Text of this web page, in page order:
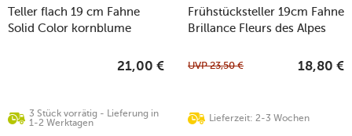
Teller flach 19 cm Fahne
Solid Color kornblume
3 Stück vorrätig - Lieferung in
1-2 Werktagen
21,00 €
Frühstücksteller 19cm Fahne
Brillance Fleurs des Alpes
Lieferzeit: 2-3 Wochen
UVP23,50 € 18,80 €